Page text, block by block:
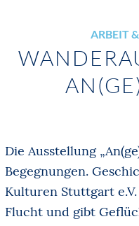
ARBEIT
Die Ausstellung
Begegnungen.
Kulturen Stuttgart
Flucht und gibt